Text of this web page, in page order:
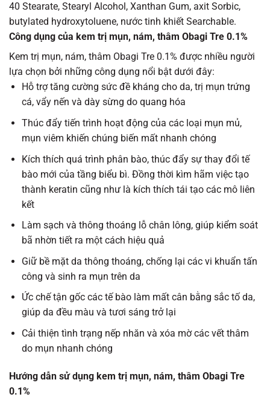
40 Stearate, Stearyl Alcohol, Xanthan Gum, axit Sorbic,
butylated hydroxytoluene, nước tinh khiết Searchable.
Công dụng của kem trị mụn, nám, thâm Obagi Tre 0.1%
Kem trị mụn, nám, thâm Obagi Tre 0.1% được nhiều người
lựa chọn bởi những công dụng nổi bật dưới đây:
Hỗ trợ tăng cường sức đề kháng cho da, trị mụn trứng
cá, vẩy nến và dày sừng do quang hóa
Thúc đẩy tiến trình hoạt động của các loại mụn mủ,
mụn viêm khiến chúng biến mất nhanh chóng
Kích thích quá trình phân bào, thúc đẩy sự thay đổi tế
bào mới của tầng biểu bì. Đồng thời kìm hãm việc tạo
thành keratin cũng như là kích thích tái tạo các mô liên
kết
Làm sạch và thông thoáng lỗ chân lông, giúp kiểm soát
bã nhờn tiết ra một cách hiệu quả
Giữ bề mặt da thông thoáng, chống lại các vi khuẩn tấn
công và sinh ra mụn trên da
Ức chế tận gốc các tế bào làm mất cân bằng sắc tố da,
giúp da đều màu và tươi sáng trở lại
Cải thiện tình trạng nếp nhăn và xóa mờ các vết thâm
do mụn nhanh chóng
Hướng dẫn sử dụng kem trị mụn, nám, thâm Obagi Tre
0.1%